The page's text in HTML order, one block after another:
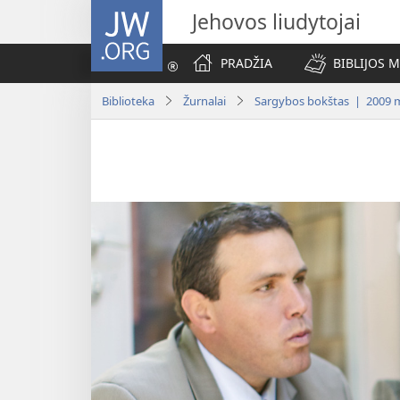
JW.ORG Jehovos liudytojai
PRADŽIA
BIBLIJOS
Biblioteka Žurnalai Sargybos bokštas | 2009